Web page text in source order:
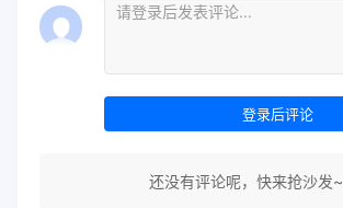
登录后评论
还没有评论呢，快来抢沙发~